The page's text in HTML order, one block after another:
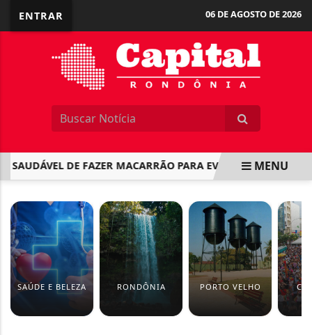
ENTRAR 06 DE AGOSTO DE 2026
DE FAZER MACARRÃO PARA EVITAR PICOS DE
MENU
SAÚDE E BELEZA RONDÔNIA PORTO VELHO